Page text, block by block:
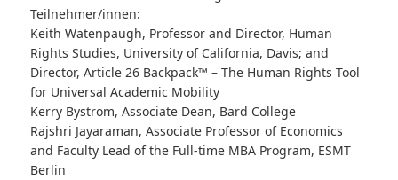
Teilnehmer/innen:
Keith Watenpaugh, Professor and Director, Human
Rights Studies, University of California, Davis; and
Director, Article 26 Backpack™ – The Human Rights Tool
for Universal Academic Mobility
Kerry Bystrom, Associate Dean, Bard College
Rajshri Jayaraman, Associate Professor of Economics
and Faculty Lead of the Full-time MBA Program, ESMT
Berlin